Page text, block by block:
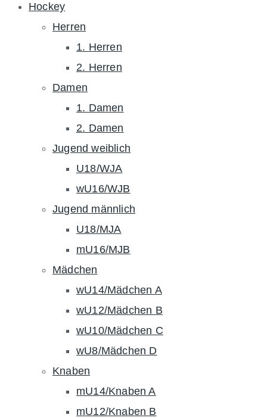
Hockey
Herren
1. Herren
2. Herren
Damen
1. Damen
2. Damen
Jugend weiblich
U18/WJA
wU16/WJB
Jugend männlich
U18/MJA
mU16/MJB
Mädchen
wU14/Mädchen A
wU12/Mädchen B
wU10/Mädchen C
wU8/Mädchen D
Knaben
mU14/Knaben A
mU12/Knaben B